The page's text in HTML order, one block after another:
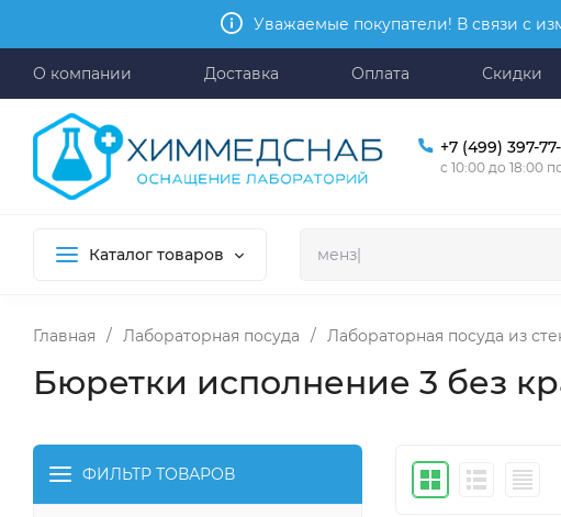
Уважаемые покупатели! В связи с
О компании Доставка Оплата Скидки
+7 (499) 397-
с 10:00 до 18:00
Каталог товаров
Главная / Лабораторная посуда / Лабораторная посуда из
Бюретки исполнение 3 без
ФИЛЬТР ТОВАРОВ